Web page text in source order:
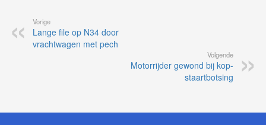
Vorige
Lange file op N34 door
vrachtwagen met pech
Volgende
Motorrijder gewond bij kop-
staartbotsing